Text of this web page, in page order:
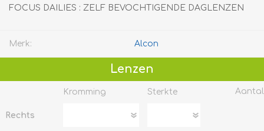
FOCUS DAILIES : ZELF BEVOCHTIGENDE DAGLENZEN
Merk: Alcon
Lenzen
Kromming Sterkte Aantal
Rechts